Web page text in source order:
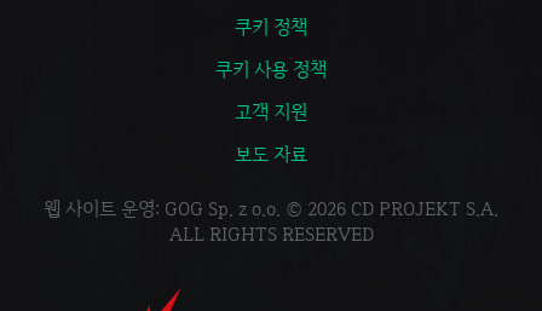
쿠키 정책
쿠키 사용 정책
고객 지원
보도 자료
웹 사이트 운영: GOG Sp. z o.o. © 2026 CD PROJEKT S.A.
ALL RIGHTS RESERVED